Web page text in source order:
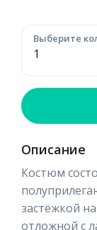
Выберите
Описание
Костюм
застёжкой
отложной с